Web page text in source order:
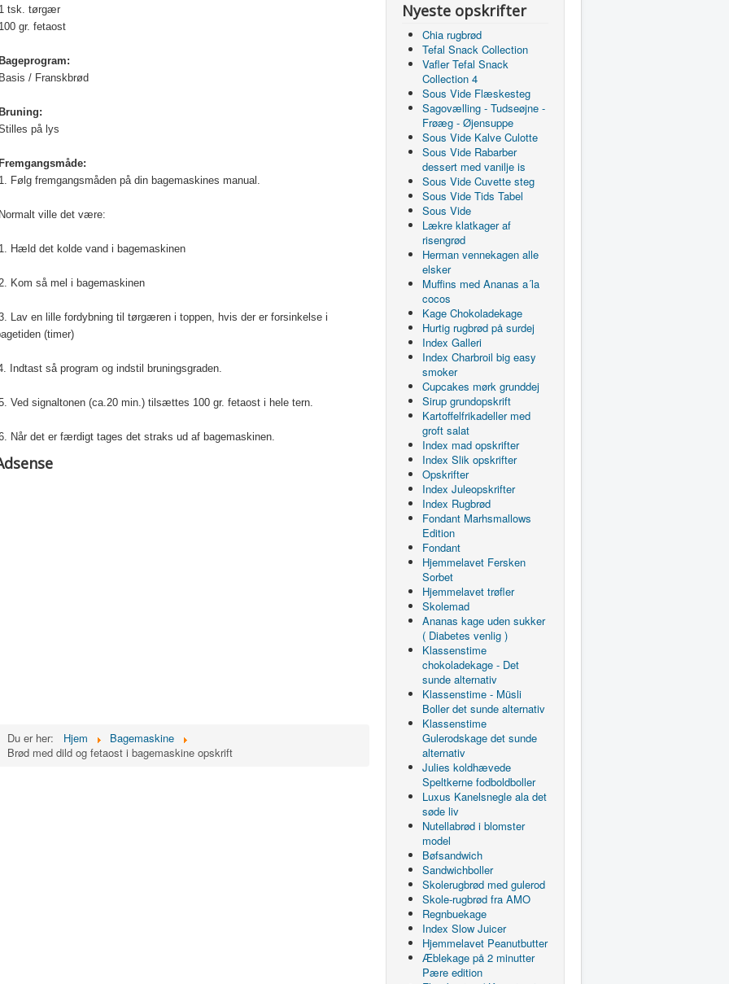
1 tsk. tørgær
100 gr. fetaost
Bageprogram:
Basis / Franskbrød
Bruning:
på lys
Fremgangsmåde:
1. Følg fremgangsmåden på din bagemaskines manual.
Normalt ville det være:
1. Hæld det kolde vand i bagemaskinen
Kom så mel i bagemaskinen
Lav en lille fordybning til tørgæren i toppen, hvis der er forsinkelse i
(timer)
Indtast så program og indstil bruningsgraden.
Ved signaltonen (ca.20 min.) tilsættes 100 gr. fetaost i hele tern.
Når det er færdigt tages det straks ud af bagemaskinen.
Du er her: Hjem
Bagemaskine
Brød med dild og fetaost i bagemaskine opskrift
Nyeste opskrifter
Chia rugbrød
Tefal Snack Collection
Vafler Tefal Snack
Collection 4
Sous Vide Flæskesteg
Sagovælling - Tudseøjne -
Frøæg - Øjensuppe
Sous Vide Kalve Culotte
Sous Vide Rabarber
dessert med vanilje is
Sous Vide Cuvette steg
Sous Vide Tids Tabel
Sous Vide
Lækre klatkager af
risengrød
Herman vennekagen alle
elsker
Muffins med Ananas a´la
cocos
Kage Chokoladekage
Hurtig rugbrød på surdej
Index Galleri
Index Charbroil big easy
smoker
Cupcakes mørk grunddej
Sirup grundopskrift
Kartoffelfrikadeller med
groft salat
Index mad opskrifter
Index Slik opskrifter
Opskrifter
Index Juleopskrifter
Index Rugbrød
Fondant Marhsmallows
Edition
Fondant
Hjemmelavet Fersken
Sorbet
Hjemmelavet trøfler
Skolemad
Ananas kage uden sukker
( Diabetes venlig )
Klassenstime
chokoladekage - Det
sunde alternativ
Klassenstime - Müsli
Boller det sunde alternativ
Klassenstime
Gulerodskage det sunde
alternativ
Julies koldhævede
Speltkerne fodboldboller
Luxus Kanelsnegle ala det
søde liv
Nutellabrød i blomster
model
Bøfsandwich
Sandwichboller
Skolerugbrød med gulerod
Skole-rugbrød fra AMO
Regnbuekage
Index Slow Juicer
Hjemmelavet Peanutbutter
Æblekage på 2 minutter
Pære edition